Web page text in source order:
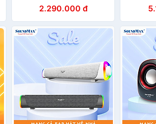
2.290.000 đ
Tiếng,
suất
USB,
USB,
Dụng 6
Hãng